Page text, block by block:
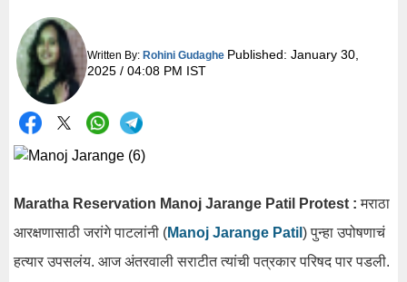
Written By: Rohini Gudaghe Published: January 30,
2025 / 04:08 PM IST
Maratha Reservation Manoj Jarange Patil Protest : मराठा
आरक्षणासाठी जरांगे पाटलांनी (Manoj Jarange Patil ) पुन्हा उपोषणाचं
हत्यार उपसलंय. आज अंतरवाली सराटीत त्यांची पत्रकार परिषद पार पडली.